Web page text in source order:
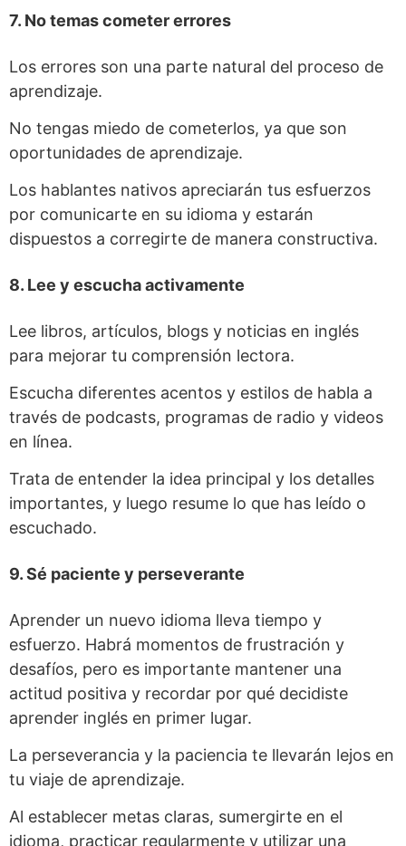
7. No temas cometer errores
Los errores son una parte natural del proceso de
aprendizaje.
No tengas miedo de cometerlos, ya que son
oportunidades de aprendizaje.
Los hablantes nativos apreciarán tus esfuerzos
por comunicarte en su idioma y estarán
dispuestos a corregirte de manera constructiva.
8. Lee y escucha activamente
Lee libros, artículos, blogs y noticias en inglés
para mejorar tu comprensión lectora.
Escucha diferentes acentos y estilos de habla a
través de podcasts, programas de radio y videos
en línea.
Trata de entender la idea principal y los detalles
importantes, y luego resume lo que has leído o
escuchado.
9. Sé paciente y perseverante
Aprender un nuevo idioma lleva tiempo y
esfuerzo. Habrá momentos de frustración y
desafíos, pero es importante mantener una
actitud positiva y recordar por qué decidiste
aprender inglés en primer lugar.
La perseverancia y la paciencia te llevarán lejos en
tu viaje de aprendizaje.
Al establecer metas claras, sumergirte en el
idioma, practicar regularmente y utilizar una